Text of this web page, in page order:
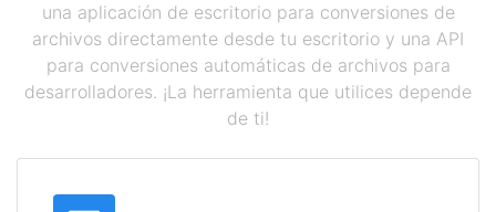
una aplicación de escritorio para conversiones de
archivos directamente desde tu escritorio y una API
para conversiones automáticas de archivos para
desarrolladores. ¡La herramienta que utilices depende
de ti!